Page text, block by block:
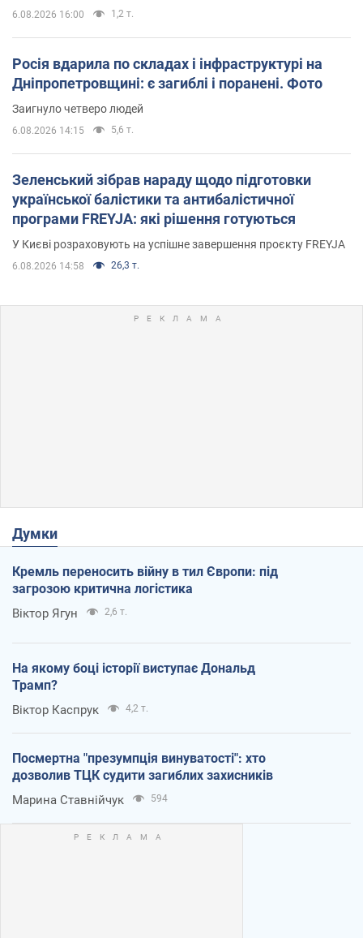
6.08.2026 16:00 1,2 т.
Росія вдарила по складах і інфраструктурі на
Дніпропетровщині: є загиблі і поранені. Фото
Заигнуло четверо людей
6.08.2026 14:15 5,6 т.
Зеленський зібрав нараду щодо підготовки
української балістики та антибалістичної
програми FREYJA: які рішення готуються
У Києві розраховують на успішне завершення проєкту FREYJA
6.08.2026 14:58 26,3 т.
Думки
Кремль переносить війну в тил Європи: під
загрозою критична логістика
Віктор Ягун 2,6 т.
На якому боці історії виступає Дональд
Трамп?
Віктор Каспрук 4,2 т.
Посмертна "презумпція винуватості": хто
дозволив ТЦК судити загиблих захисників
Марина Ставнійчук 594